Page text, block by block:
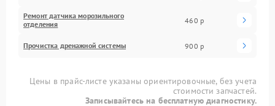
Ремонт датчика морозильного
отделения
460 р
Прочистка дренажной системы 900 р
Цены в прайс-листе указаны ориентировочные, без учета
стоимости запчастей.
Записывайтесь на бесплатную диагностику.